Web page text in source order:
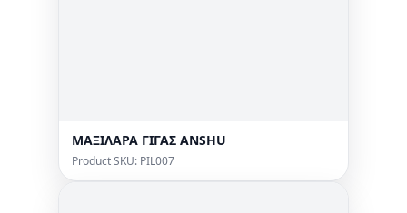
ΜΑΞΙΛΑΡΑ ΓΙΓΑΣ ANSHU
Product SKU: PIL007